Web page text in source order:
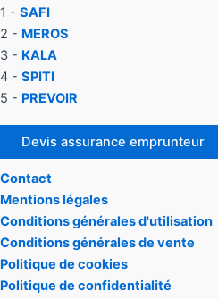
1 - SAFI
2 - MEROS
3 - KALA
4 - SPITI
5 - PREVOIR
Devis assurance emprunteur
Contact
Mentions légales
Conditions générales d'utilisation
Conditions générales de vente
Politique de cookies
Politique de confidentialité